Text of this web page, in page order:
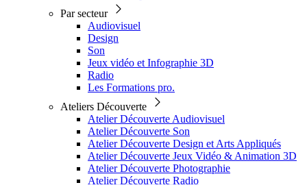
Par secteur
Audiovisuel
Design
Son
Jeux vidéo et Infographie 3D
Radio
Les Formations pro.
Ateliers Découverte
Atelier Découverte Audiovisuel
Atelier Découverte Son
Atelier Découverte Design et Arts Appliqués
Atelier Découverte Jeux Vidéo & Animation 3D
Atelier Découverte Photographie
Atelier Découverte Radio